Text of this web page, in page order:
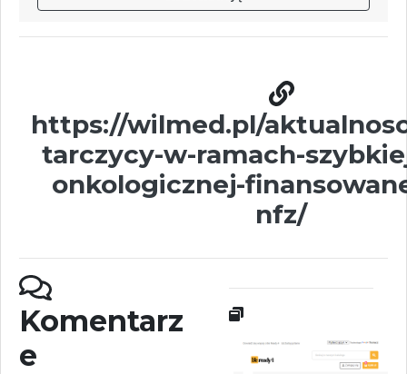
https://wilmed.pl/
tarczycy-w-ramach-
onkologicznej-
nfz/
Komentarz
e